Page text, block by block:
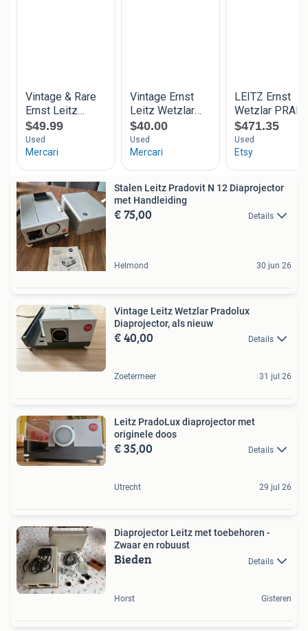
Stalen Leitz Pradovit N 12 Diaprojector
met Handleiding
€ 75,00 Details
Helmond 30 jun 26
Vintage Leitz Wetzlar Pradolux
Diaprojector, als nieuw
€ 40,00 Details
Zoetermeer 31 jul 26
Leitz PradoLux diaprojector met
originele doos
€ 35,00 Details
Utrecht 29 jul 26
Diaprojector Leitz met toebehoren -
Zwaar en robuust
Bieden Details
Horst Gisteren